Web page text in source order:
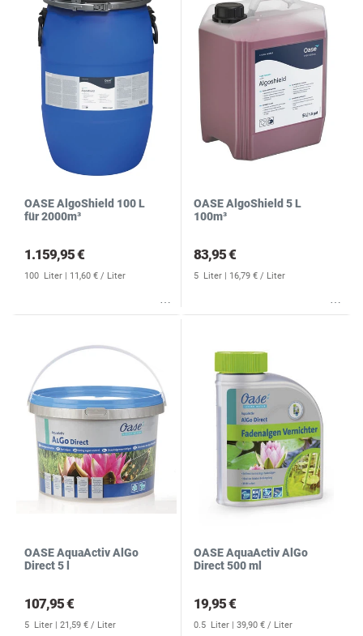
OASE AlgoShield 100 L
für 2000m³
1.159,95 €
100 Liter | 11,60 € / Liter
OASE AlgoShield 5 L
100m³
83,95 €
5 Liter | 16,79 € / Liter
OASE AquaActiv AlGo
Direct 5 l
107,95 €
5 Liter | 21,59 € / Liter
OASE AquaActiv AlGo
Direct 500 ml
19,95 €
0.5 Liter | 39,90 € / Liter